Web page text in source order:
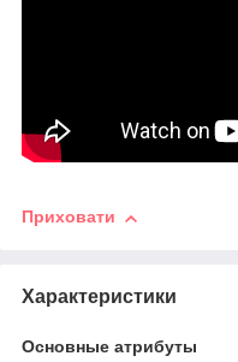
Приховати
Характеристики
Основные атрибуты